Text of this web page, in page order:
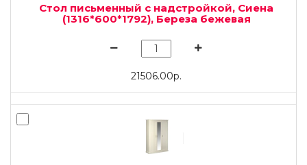
Стол письменный с надстройкой, Сиена
(1316*600*1792), Береза бежевая
21506.00р.